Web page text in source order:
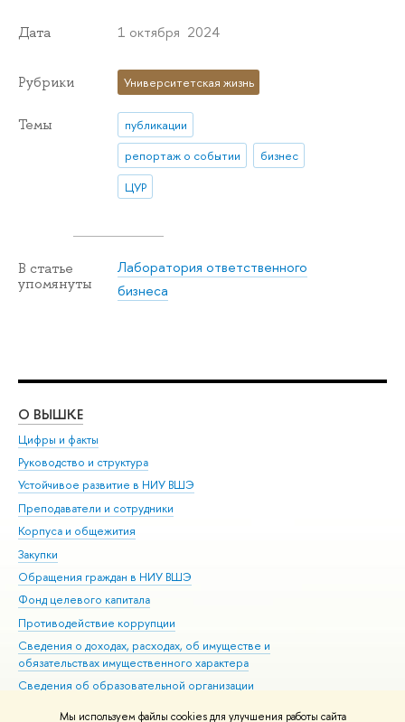
Мы используем файлы cookies для улучшения работы сайта
Дата 1 октября 2024
Рубрики Университетская жизнь
Темы
публикации
репортаж о событии
бизнес
ЦУР
В статье
упомянуты
Лаборатория ответственного
бизнеса
О ВЫШКЕ
Цифры и факты
Руководство и структура
Устойчивое развитие в НИУ ВШЭ
Преподаватели и сотрудники
Корпуса и общежития
Закупки
Обращения граждан в НИУ ВШЭ
Фонд целевого капитала
Противодействие коррупции
Сведения о доходах, расходах, об имуществе и
обязательствах имущественного характера
Сведения об образовательной организации
Людям с ограниченными возможностями здоровья